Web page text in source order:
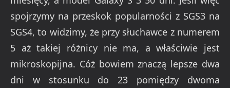
spojrzymy na przeskok popularności z SGS3 na
SGS4, to widzimy, że przy słuchawce z numerem
5 aż takiej różnicy nie ma, a właściwie jest
mikroskopijna. Cóż bowiem znaczą lepsze dwa
dni w stosunku do 23 pomiędzy dwoma